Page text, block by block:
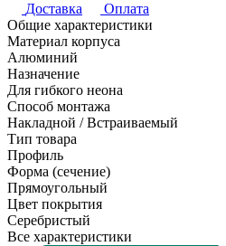
Доставка
Оплата
Общие характеристики
Материал корпуса
Алюминий
Назначение
Для гибкого неона
Способ монтажа
Накладной / Встраиваемый
Тип товара
Профиль
Форма (сечение)
Прямоугольный
Цвет покрытия
Серебристый
Все характеристики